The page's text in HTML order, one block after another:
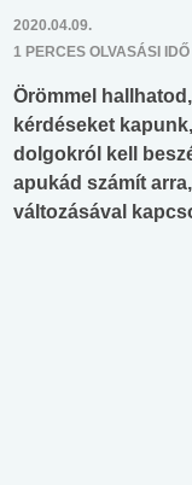
2020.04.09.
1 PERCES OLVASÁSI IDŐ
Örömmel
kérdéseket
dolgokról kell
apukád számít
változásával